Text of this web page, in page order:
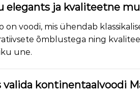
elegants ja kvaliteetne
on voodi, mis ühendab
õmblustega ning
une.
valida kontinentaalvoodi